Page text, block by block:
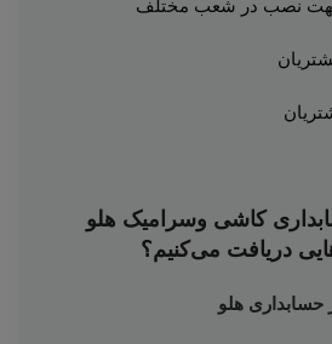
نصب در شعب مختلف
کاشی وسرامیک هلو
حسابداری هلو